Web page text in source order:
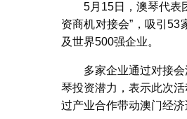
5月15日，澳琴代表
资商机对接会”，吸引53
及世界500强企业。
多家企业通过对接
琴投资潜力，表示此次
过产业合作带动澳门经济